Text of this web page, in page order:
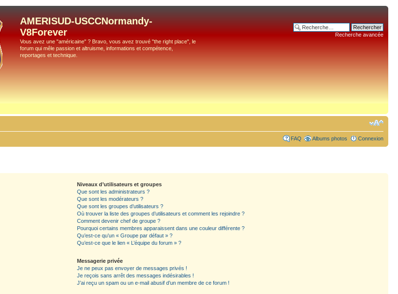
AMERISUD-USCCNormandy-
V8Forever
Vous avez une "américaine" ? Bravo, vous avez trouvé "the right place", le
forum qui mêle passion et altruisme, informations et compétence,
reportages et technique.
Recherche avancée
FAQ Albums photos Connexion
Niveaux d’utilisateurs et groupes
Que sont les administrateurs ?
Que sont les modérateurs ?
Que sont les groupes d’utilisateurs ?
Où trouver la liste des groupes d’utilisateurs et comment les rejoindre ?
Comment devenir chef de groupe ?
Pourquoi certains membres apparaissent dans une couleur différente ?
Qu’est-ce qu’un « Groupe par défaut » ?
Qu’est-ce que le lien « L’équipe du forum » ?
Messagerie privée
Je ne peux pas envoyer de messages privés !
Je reçois sans arrêt des messages indésirables !
J’ai reçu un spam ou un e-mail abusif d’un membre de ce forum !